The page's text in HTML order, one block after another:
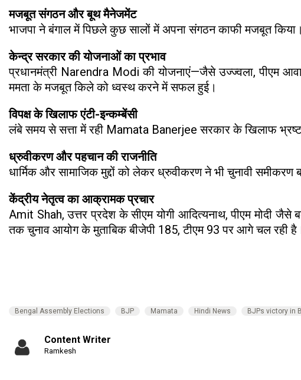
मजबूत संगठन और बूथ मैनेजमेंट
भाजपा ने बंगाल में पिछले कुछ सालों में अपना संगठन काफी मजबूत
केन्द्र सरकार की योजनाओं का प्रभाव
प्रधानमंत्री Narendra Modi की योजनाएं—जैसे उज्ज्वला, पीएम
ममता के मजबूत किले को ध्वस्थ करने में सफल हुई।
विपक्ष के खिलाफ एंटी-इन्कम्बेंसी
लंबे समय से सत्ता में रही Mamata Banerjee सरकार के खिलाफ
ध्रुवीकरण और पहचान की राजनीति
धार्मिक और सामाजिक मुद्दों को लेकर ध्रुवीकरण ने भी चुनावी
केंद्रीय नेतृत्व का आक्रामक प्रचार
Amit Shah, उत्तर प्रदेश के सीएम योगी आदित्यनाथ, पीएम मोदी जैसे
तक चुनाव आयोग के मुताबिक बीजेपी 185, टीएम 93 पर आगे चल रही
Bengal Assembly Elections BJP Mamata Hindi News BJPs victory in
Content Writer
Ramkesh